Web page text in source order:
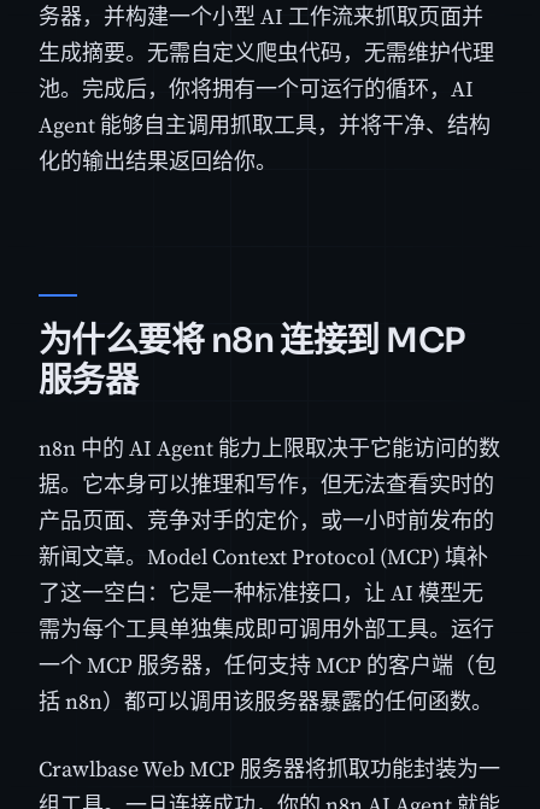
务器，并构建一个小型 AI 工作流来抓取页面并
生成摘要。无需自定义爬虫代码，无需维护代理
池。完成后，你将拥有一个可运行的循环，AI
Agent 能够自主调用抓取工具，并将干净、结构
化的输出结果返回给你。
为什么要将 n8n 连接到 MCP
服务器
n8n 中的 AI Agent 能力上限取决于它能访问的数
据。它本身可以推理和写作，但无法查看实时的
产品页面、竞争对手的定价，或一小时前发布的
新闻文章。Model Context Protocol (MCP) 填补
了这一空白：它是一种标准接口，让 AI 模型无
需为每个工具单独集成即可调用外部工具。运行
一个 MCP 服务器，任何支持 MCP 的客户端（包
括 n8n）都可以调用该服务器暴露的任何函数。
Crawlbase Web MCP 服务器将抓取功能封装为一